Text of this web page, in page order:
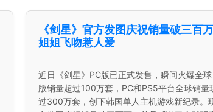
《剑星》官方发图庆祝销量破三百
姐姐飞吻惹人爱
近日《剑星》PC版已正式发售，瞬间火爆全
版销量超过100万套，PC和PS5平台全球销量
过300万套，创下韩国单人主机游戏新纪录。